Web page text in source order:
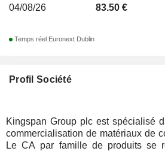
Profil Société
Kingspan Group plc est spécialisé
commercialisation de matériaux de
Le CA par famille de produits se
04/08/26
83.50 €
Temps réel Euronext Dublin